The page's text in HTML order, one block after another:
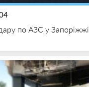
по АЗС у Запоріжжі